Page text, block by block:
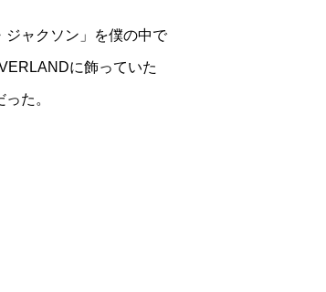
ジャクソン」を僕の中で
に飾っていた
た。